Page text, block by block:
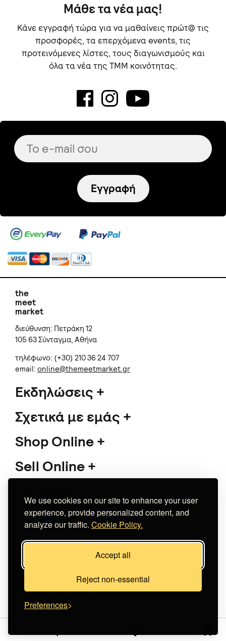
We use cookies on our site to enhance your user
experience, provide personalized content, and
analyze our traffic. Cookie Policy.
Accept all
Reject non-essential
Preferences
Μάθε τα νέα μας!
Κάνε εγγραφή τώρα για να μαθαίνεις πρώτ@ τις
προσφορές, τα επερχόμενα events, τις
προτεινόμενες λίστες, τους διαγωνισμούς και
όλα τα νέα της TMM κοινότητας.
Εγγραφή
the
meet
market
διεύθυνση: Πετράκη 12
105 63 Σύνταγμα, Αθήνα
τηλέφωνο: (+30) 210 36 24 707
email: online@themeetmarket.gr
Εκδηλώσεις
Σχετικά με εμάς
Shop Online
Sell Online
Κατασκευή eshop